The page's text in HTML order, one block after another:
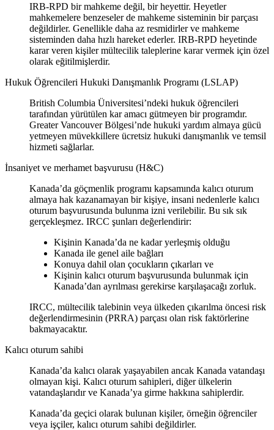
IRB-RPD bir mahkeme değil, bir heyettir. Heyetler
mahkemelere benzeseler de mahkeme sisteminin bir parçası
değildirler. Genellikle daha az resmidirler ve mahkeme
sisteminden daha hızlı hareket ederler. IRB-RPD heyetinde
karar veren kişiler mültecilik taleplerine karar vermek için özel
olarak eğitilmişlerdir.
Hukuk Öğrencileri Hukuki Danışmanlık Programı (LSLAP)
British Columbia Üniversitesi’ndeki hukuk öğrencileri
tarafından yürütülen kar amacı gütmeyen bir programdır.
Greater Vancouver Bölgesi’nde hukuki yardım almaya gücü
yetmeyen müvekkillere ücretsiz hukuki danışmanlık ve temsil
hizmeti sağlarlar.
İnsaniyet ve merhamet başvurusu (H&C)
Kanada’da göçmenlik programı kapsamında kalıcı oturum
almaya hak kazanamayan bir kişiye, insani nedenlerle kalıcı
oturum başvurusunda bulunma izni verilebilir. Bu sık sık
gerçekleşmez. IRCC şunları değerlendirir:
Kişinin Kanada’da ne kadar yerleşmiş olduğu
Kanada ile genel aile bağları
Konuya dahil olan çocukların çıkarları ve
Kişinin kalıcı oturum başvurusunda bulunmak için
Kanada’dan ayrılması gerekirse karşılaşacağı zorluk.
IRCC, mültecilik talebinin veya ülkeden çıkarılma öncesi risk
değerlendirmesinin (PRRA) parçası olan risk faktörlerine
bakmayacaktır.
Kalıcı oturum sahibi
Kanada’da kalıcı olarak yaşayabilen ancak Kanada vatandaşı
olmayan kişi. Kalıcı oturum sahipleri, diğer ülkelerin
vatandaşlarıdır ve Kanada’ya girme hakkına sahiplerdir.
Kanada’da geçici olarak bulunan kişiler, örneğin öğrenciler
veya işçiler, kalıcı oturum sahibi değildirler.